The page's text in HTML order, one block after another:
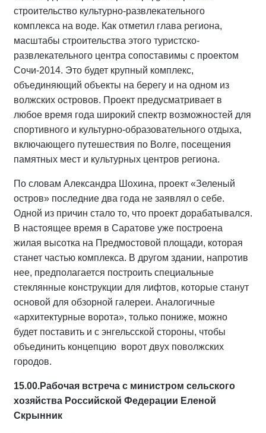
строительство культурно-развлекательного
комплекса на воде. Как отметил глава региона,
масштабы строительства этого туристско-
развлекательного центра сопоставимы с проектом
Сочи-2014. Это будет крупный комплекс,
объединяющий объекты на берегу и на одном из
волжских островов. Проект предусматривает в
любое время года широкий спектр возможностей для
спортивного и культурно-образовательного отдыха,
включающего путешествия по Волге, посещения
памятных мест и культурных центров региона.
По словам Александра Шохина, проект «Зеленый
остров» последние два года не заявлял о себе.
Одной из причин стало то, что проект дорабатывался.
В настоящее время в Саратове уже построена
жилая высотка на Предмостовой площади, которая
станет частью комплекса. В другом здании, напротив
нее, предполагается построить специальные
стеклянные конструкции для лифтов, которые станут
основой для обзорной галереи. Аналогичные
«архитектурные ворота», только пониже, можно
будет поставить и с энгельсской стороны, чтобы
объединить концепцию ворот двух поволжских
городов.
15.00.Рабочая встреча с министром сельского
хозяйства Российской Федерации Еленой
Скрынник